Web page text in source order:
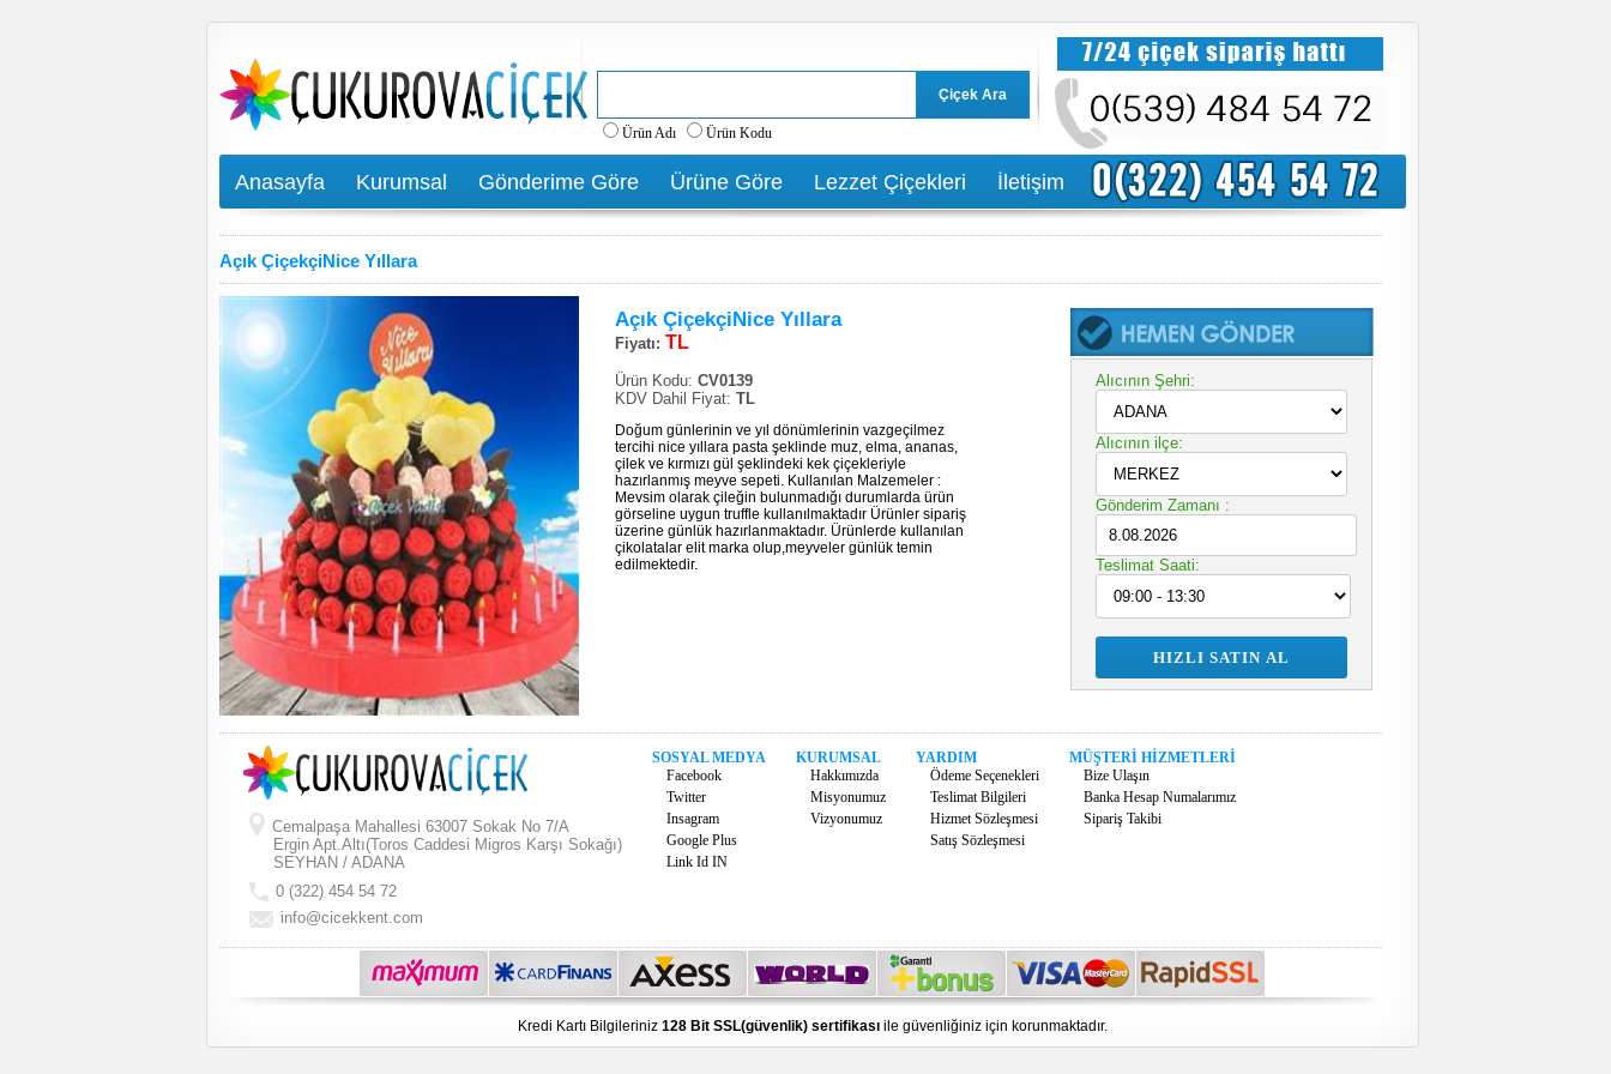
Ürün Adı Ürün Kodu
Anasayfa Kurumsal Gönderime Göre Ürüne Göre Lezzet Çiçekleri İletişim
Açık ÇiçekçiNice Yıllara
Açık ÇiçekçiNice Yıllara
Fiyatı: TL
Ürün Kodu: CV0139
KDV Dahil Fiyat: TL
Doğum günlerinin ve yıl dönümlerinin vazgeçilmez
tercihi nice yıllara pasta şeklinde muz, elma, ananas,
çilek ve kırmızı gül şeklindeki kek çiçekleriyle
hazırlanmış meyve sepeti. Kullanılan Malzemeler :
Mevsim olarak çileğin bulunmadığı durumlarda ürün
görseline uygun truffle kullanılmaktadır Ürünler sipariş
üzerine günlük hazırlanmaktadır. Ürünlerde kullanılan
çikolatalar elit marka olup,meyveler günlük temin
edilmektedir.
Alıcının Şehri:
Alıcının ilçe:
Gönderim Zamanı :
Teslimat Saati:
Cemalpaşa Mahallesi 63007 Sokak No 7/A
Ergin Apt.Altı(Toros Caddesi Migros Karşı Sokağı)
SEYHAN / ADANA
0 (322) 454 54 72
info@cicekkent.com
SOSYAL MEDYA
Facebook
Twitter
Insagram
Google Plus
Link Id IN
KURUMSAL
Hakkımızda
Misyonumuz
Vizyonumuz
YARDIM
Ödeme Seçenekleri
Teslimat Bilgileri
Hizmet Sözleşmesi
Satış Sözleşmesi
MÜŞTERİ HİZMETLERİ
Bize Ulaşın
Banka Hesap Numalarımız
Sipariş Takibi
Kredi Kartı Bilgileriniz 128 Bit SSL(güvenlik) sertifikası ile güvenliğiniz için korunmaktadır.